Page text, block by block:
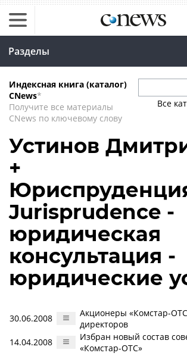
Разделы
Индексная книга (каталог)
CNews*
Получите все материалы
CNews по ключевому слову
Все
Устинов
+
Jurisprudence -
юридическая
консультация -
юридические
30.06.2008
Акционеры «Комстар-
директоров
14.04.2008
Избран новый состав
«Комстар-ОТС»